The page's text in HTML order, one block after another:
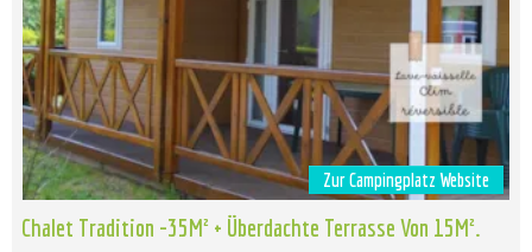
Zur Campingplatz Website
Chalet Tradition -35M² + Überdachte Terrasse Von 15M².